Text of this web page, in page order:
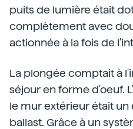
puits de lumière était
complètement avec
actionnée à la fois de
La plongée comptait à
séjour en forme d'oeuf.
le mur extérieur était un
ballast. Grâce à un